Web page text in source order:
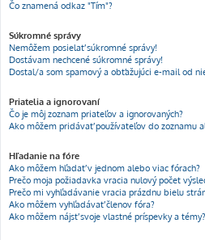
Čo znamená odkaz "Tím"?
Súkromné správy
Nemôžem posielať súkromné správy!
Dostávam nechcené súkromné správy!
Dostal/a som spamový a obťažujúci e-mail od
Priatelia a ignorovaní
Čo je môj zoznam priateľov a ignorovaných?
Ako môžem pridávať používateľov do zoznamu
Hľadanie na fóre
Ako môžem hľadať v jednom alebo viac fórach?
Prečo moja požiadavka vracia nulový počet
Prečo mi vyhľadávanie vracia prázdnu bielu
Ako môžem vyhľadávať členov fóra?
Ako môžem nájsť svoje vlastné príspevky a témy?